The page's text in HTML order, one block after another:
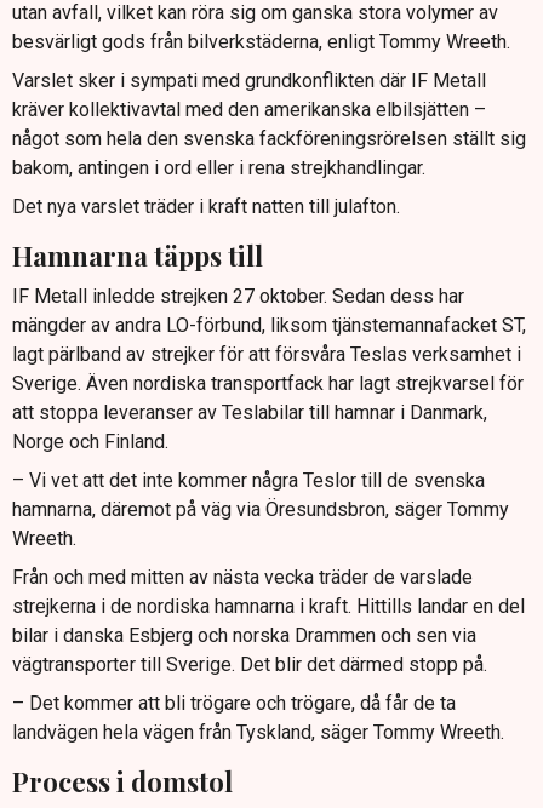
utan avfall, vilket kan röra sig om ganska stora volymer av
besvärligt gods från bilverkstäderna, enligt Tommy Wreeth.
Varslet sker i sympati med grundkonflikten där IF Metall
kräver kollektivavtal med den amerikanska elbilsjätten –
något som hela den svenska fackföreningsrörelsen ställt sig
bakom, antingen i ord eller i rena strejkhandlingar.
Det nya varslet träder i kraft natten till julafton.
Hamnarna täpps till
IF Metall inledde strejken 27 oktober. Sedan dess har
mängder av andra LO-förbund, liksom tjänstemannafacket ST,
lagt pärlband av strejker för att försvåra Teslas verksamhet i
Sverige. Även nordiska transportfack har lagt strejkvarsel för
att stoppa leveranser av Teslabilar till hamnar i Danmark,
Norge och Finland.
– Vi vet att det inte kommer några Teslor till de svenska
hamnarna, däremot på väg via Öresundsbron, säger Tommy
Wreeth.
Från och med mitten av nästa vecka träder de varslade
strejkerna i de nordiska hamnarna i kraft. Hittills landar en del
bilar i danska Esbjerg och norska Drammen och sen via
vägtransporter till Sverige. Det blir det därmed stopp på.
– Det kommer att bli trögare och trögare, då får de ta
landvägen hela vägen från Tyskland, säger Tommy Wreeth.
Process i domstol